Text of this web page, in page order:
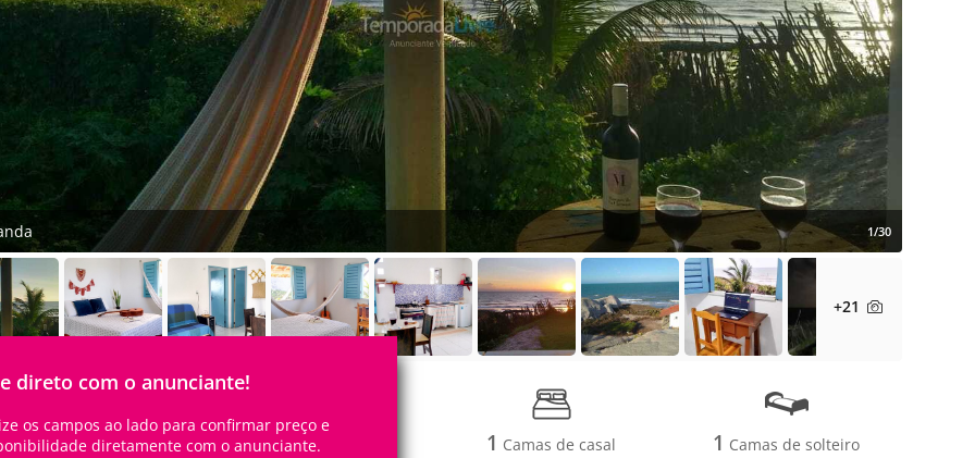
direto com o anunciante!
os campos ao lado para confirmar preço e
diretamente com o anunciante.
1/30
+21
5Pessoas 1Quartos 1 Camas de casal 1 Camas de solteiro